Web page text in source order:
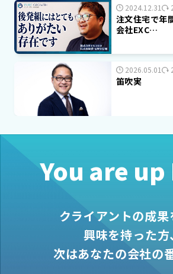
2024.12.31
注文住宅で年
会社EXC…
2026.05.01
笛吹実
You are
クライアントの成果
興味を持った方、
次はあなたの会社の番